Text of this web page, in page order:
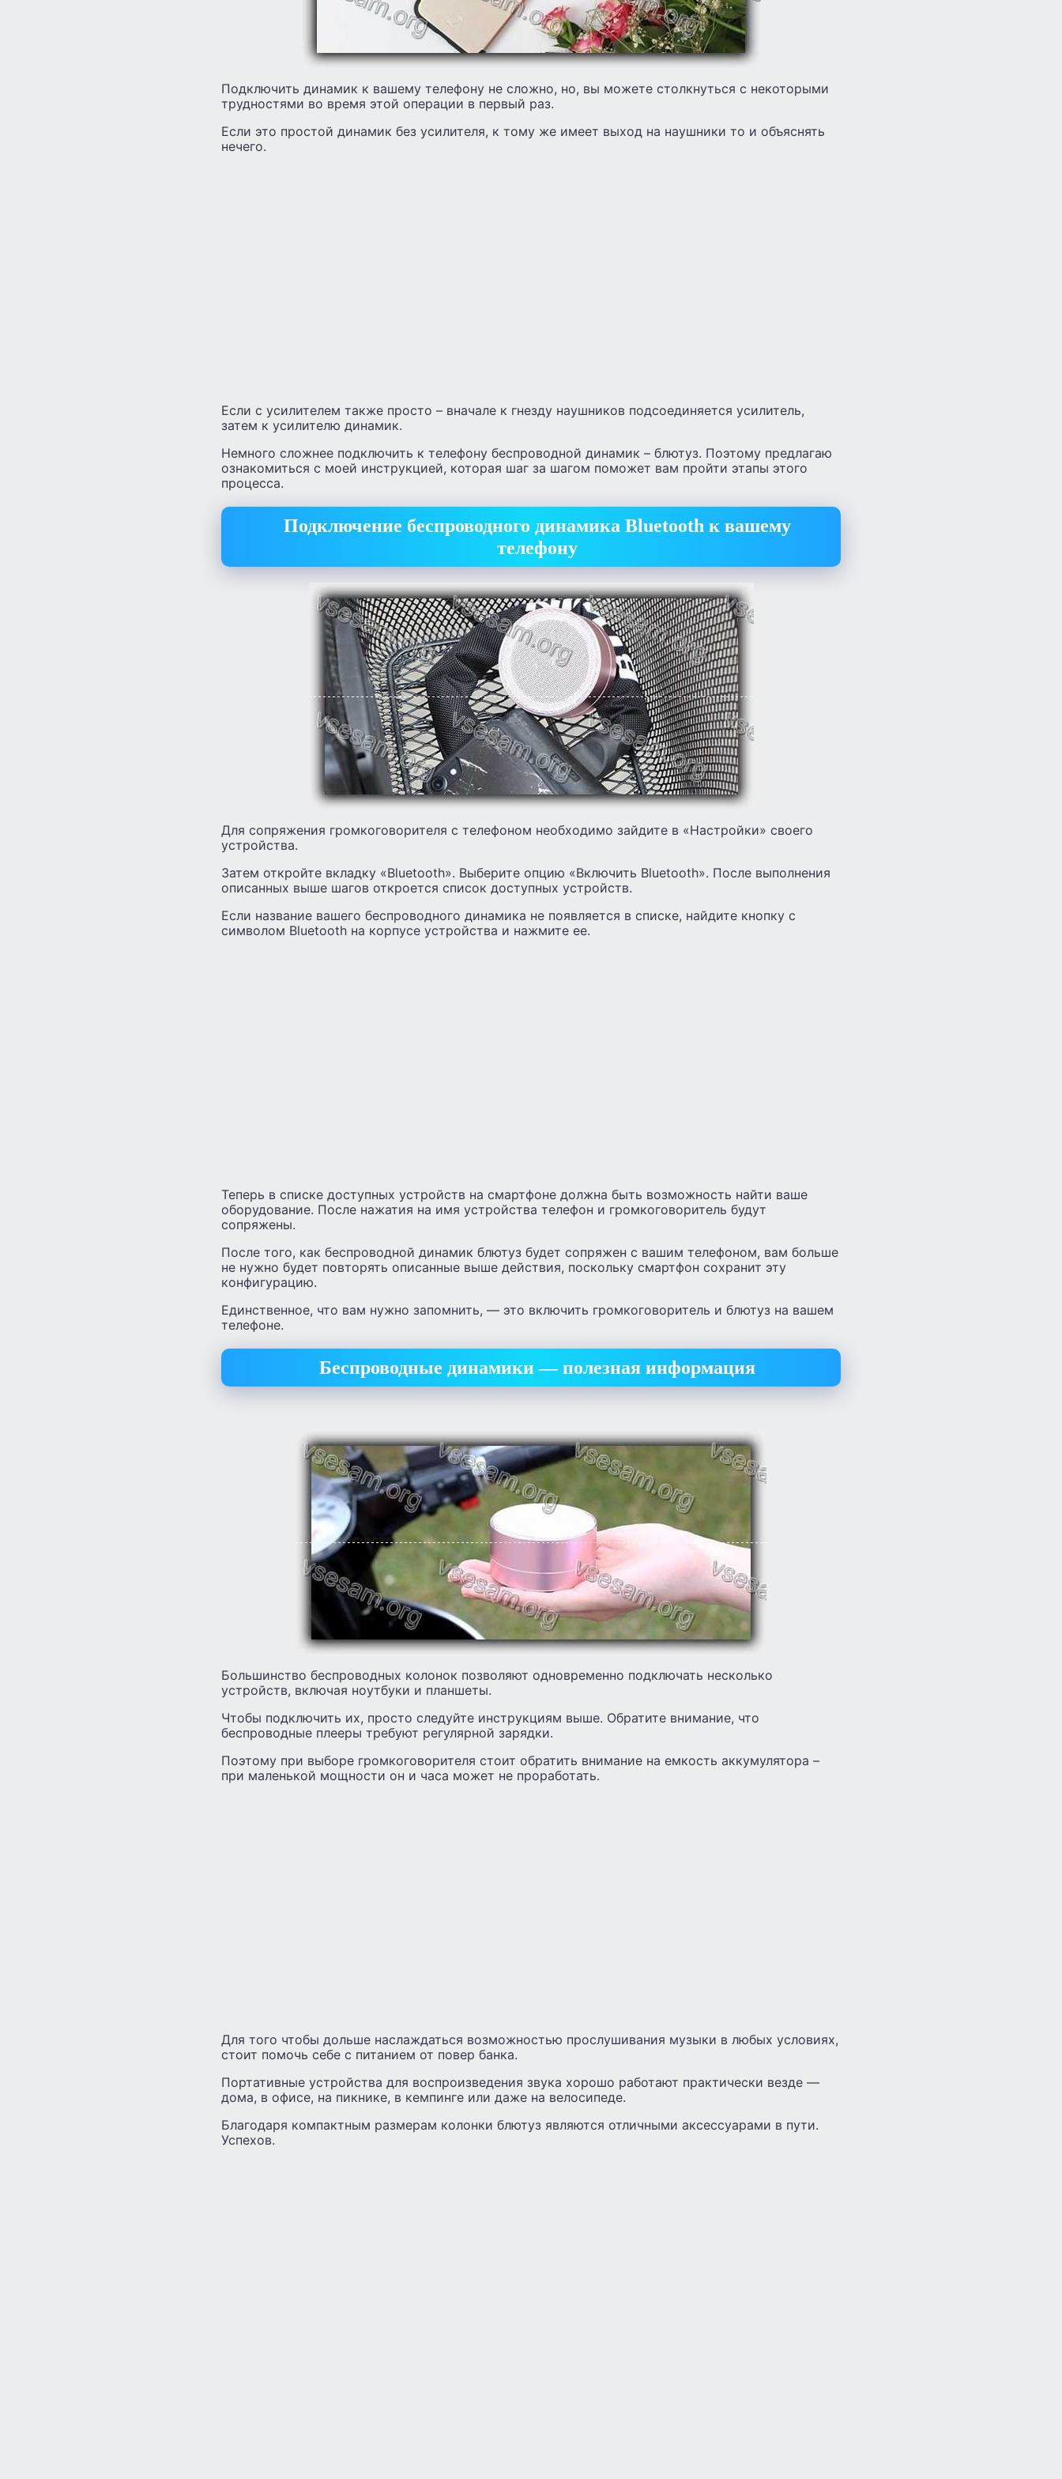
Подключить динамик к вашему телефону не сложно, но, вы можете столкнуться с некоторыми
трудностями во время этой операции в первый раз.
Если это простой динамик без усилителя, к тому же имеет выход на наушники то и объяснять
нечего.
Если с усилителем также просто – вначале к гнезду наушников подсоединяется усилитель,
затем к усилителю динамик.
Немного сложнее подключить к телефону беспроводной динамик – блютуз. Поэтому предлагаю
ознакомиться с моей инструкцией, которая шаг за шагом поможет вам пройти этапы этого
процесса.
Подключение беспроводного динамика Bluetooth к вашему
телефону
Для сопряжения громкоговорителя с телефоном необходимо зайдите в «Настройки» своего
устройства.
Затем откройте вкладку «Bluetooth». Выберите опцию «Включить Bluetooth». После выполнения
описанных выше шагов откроется список доступных устройств.
Если название вашего беспроводного динамика не появляется в списке, найдите кнопку с
символом Bluetooth на корпусе устройства и нажмите ее.
Теперь в списке доступных устройств на смартфоне должна быть возможность найти ваше
оборудование. После нажатия на имя устройства телефон и громкоговоритель будут
сопряжены.
После того, как беспроводной динамик блютуз будет сопряжен с вашим телефоном, вам больше
не нужно будет повторять описанные выше действия, поскольку смартфон сохранит эту
конфигурацию.
Единственное, что вам нужно запомнить, — это включить громкоговоритель и блютуз на вашем
телефоне.
Беспроводные динамики — полезная информация
Большинство беспроводных колонок позволяют одновременно подключать несколько
устройств, включая ноутбуки и планшеты.
Чтобы подключить их, просто следуйте инструкциям выше. Обратите внимание, что
беспроводные плееры требуют регулярной зарядки.
Поэтому при выборе громкоговорителя стоит обратить внимание на емкость аккумулятора –
при маленькой мощности он и часа может не проработать.
Для того чтобы дольше наслаждаться возможностью прослушивания музыки в любых условиях,
стоит помочь себе с питанием от повер банка.
Портативные устройства для воспроизведения звука хорошо работают практически везде —
дома, в офисе, на пикнике, в кемпинге или даже на велосипеде.
Благодаря компактным размерам колонки блютуз являются отличными аксессуарами в пути.
Успехов.